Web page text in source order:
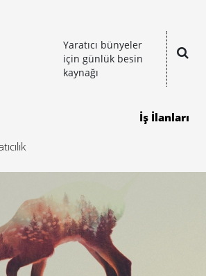
Yaratıcı bünyeler
için günlük besin
kaynağı
İş İlanları